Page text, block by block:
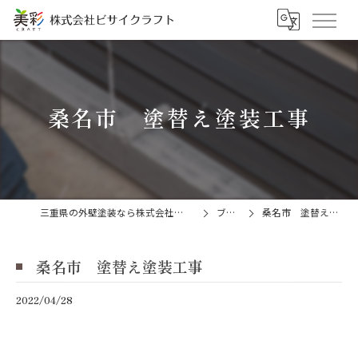
桑名市 塗替え塗装工事
三重県の外壁塗装なら株式会社ビサイクラフト ブログ 桑名市 塗替え塗装工事
桑名市 塗替え塗装工事
2022/04/28